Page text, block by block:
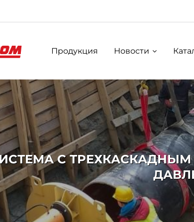
Продукция Новости
С